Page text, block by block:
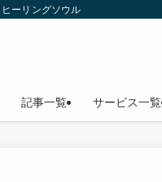
ヒーリングソウル
記事一覧 サービス一覧